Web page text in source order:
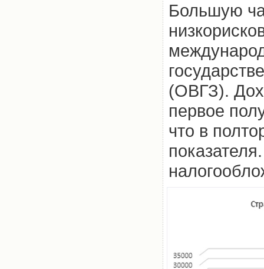
Большую
(ОВГЗ).
первое
что в